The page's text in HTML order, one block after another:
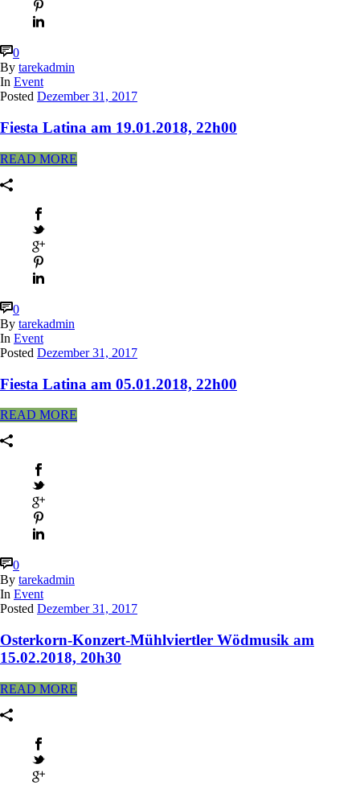
0
By tarekadmin
In Event
Posted Dezember 31, 2017
Fiesta Latina am 19.01.2018, 22h00
READ MORE
0
By tarekadmin
In Event
Posted Dezember 31, 2017
Fiesta Latina am 05.01.2018, 22h00
READ MORE
0
By tarekadmin
In Event
Posted Dezember 31, 2017
Osterkorn-Konzert-Mühlviertler Wödmusik am
15.02.2018, 20h30
READ MORE